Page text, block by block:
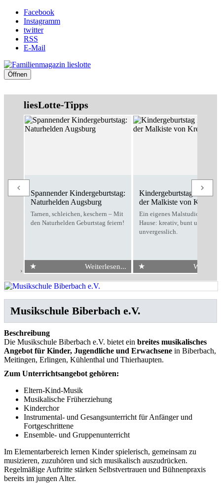
Facebook
Instagramm
twitter
RSS
E-Mail
Öffnen
liesLotte-Tipps
Spannender Kindergeburtstag:
Naturhelden Augsburg
Tarnen, schleichen, keschern – Mit
den Naturhelden Geburtstag feiern!
★ Weiterlesen...
Kindergeburtstag
der Malkiste von Kreativo
Ein eigenes Malstudio für zu
Hause: kreativ, bunt und
unvergesslich.
★
› Musikschule Biberbach e.V.
Musikschule Biberbach e.V.
Beschreibung
Die Musikschule Biberbach e.V. bietet ein breites musikalisches
Angebot für Kinder, Jugendliche und Erwachsene in Biberbach,
Meitingen, Erlingen, Kühlenthal und Thierhaupten.
Zum Unterrichtsangebot gehören:
Eltern-Kind-Musik
Musikalische Früherziehung
Kinderchor
Instrumental- und Gesangsunterricht für Anfänger und
Fortgeschrittene
Ensemble- und Gruppenunterricht
Im Elementarbereich lernen Kinder spielerisch, gemeinsam zu
musizieren, zuzuhören und sich musikalisch auszudrücken.
Regelmäßige Auftritte stärken Selbstvertrauen und Bühnenpraxis
bereits im jungen Alter.